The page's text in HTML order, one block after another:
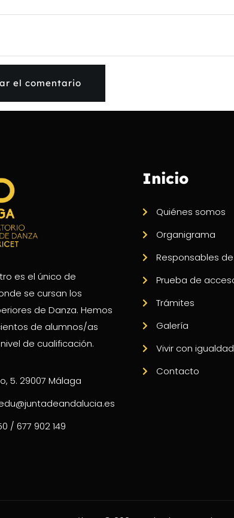
es el único de
se cursan los
de Danza. Hemos
de alumnos/as
de cualificación.
5. 29007 Málaga
/ 677 902 149
Inicio
Quiénes somos
Organigrama
Responsables
Prueba de
Trámites
Galería
Vivir con igualdad
Contacto